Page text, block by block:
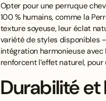
Opter pour une perruque
100 % humains, comme la
texture soyeuse, leur éclat
variété de styles disponibles
intégration harmonieuse
renforcent l’effet naturel,
Durabilité